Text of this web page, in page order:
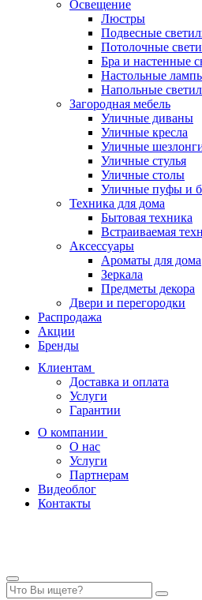
Освещение
Люстры
Подвесные
Потолочные
Бра и настенные
Настольные
Напольные
Загородная мебель
Уличные диваны
Уличные кресла
Уличные
Уличные стулья
Уличные столы
Уличные пуфы и
Техника для дома
Бытовая техника
Встраиваемая
Аксессуары
Ароматы для дома
Зеркала
Предметы декора
Двери и перегородки
Распродажа
Акции
Бренды
Клиентам
Доставка и оплата
Услуги
Гарантии
О компании
О нас
Услуги
Партнерам
Видеоблог
Контакты